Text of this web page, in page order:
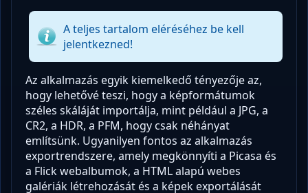
A teljes tartalom eléréséhez be kell
jelentkezned!
Az alkalmazás egyik kiemelkedő tényezője az,
hogy lehetővé teszi, hogy a képformátumok
széles skáláját importálja, mint például a JPG, a
CR2, a HDR, a PFM, hogy csak néhányat
említsünk. Ugyanilyen fontos az alkalmazás
exportrendszere, amely megkönnyíti a Picasa és
a Flick webalbumok, a HTML alapú webes
galériák létrehozását és a képek exportálását